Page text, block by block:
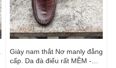
Giày nam thắt Nơ manly đẳng
cấp. Da đà điểu rất MỀM -